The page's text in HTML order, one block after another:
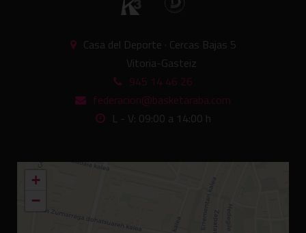
Casa del Deporte · Cercas Bajas 5
Vitoria-Gasteiz
945 14 46 26
federacion@basketaraba.com
L - V: 09:00 a 14:00 h
+
−